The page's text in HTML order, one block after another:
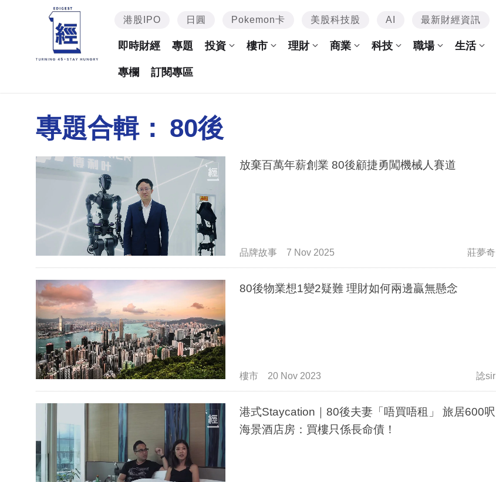
港股IPO 日圓 Pokemon卡 美股科技股 AI 最新財經資訊
即時財經 專題 投資 樓市 理財 商業 科技 職場 生活
專欄 訂閱專區
專題合輯： 80後
放棄百萬年薪創業 80後顧捷勇闖機械人賽道
品牌故事 7 Nov 2025 莊夢奇
80後物業想1變2疑難 理財如何兩邊贏無懸念
樓市 20 Nov 2023 諗sir
港式Staycation｜80後夫妻「唔買唔租」 旅居600呎
海景酒店房：買樓只係長命債！